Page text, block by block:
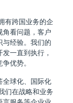
有跨国业务的企
角看问题，客户
经验。我们的
发一直到执行，
优势。
全球化、国际化
们在战略和业务